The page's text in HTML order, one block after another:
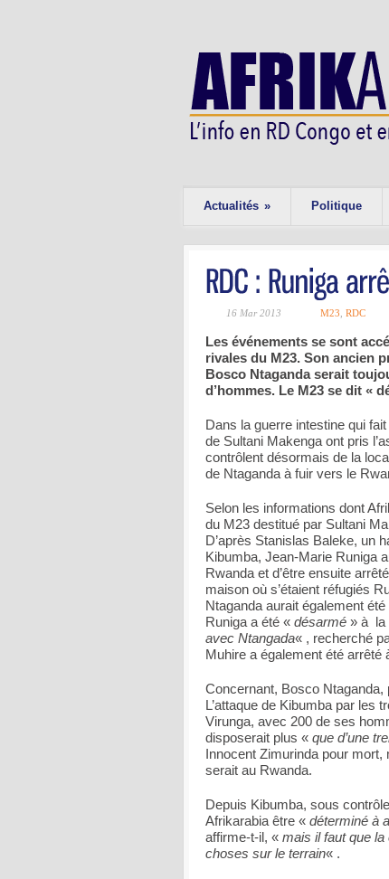
Actualités » Politique
16 Mar 2013 M23 RDC
Les événements se sont
rivales du M23. Son ancien
Bosco Ntaganda serait
d’hommes. Le M23 se dit «
Dans la guerre intestine qui
de Sultani Makenga ont pris
contrôlent désormais de la
de Ntaganda à fuir vers le
Selon les informations dont
du M23 destitué par Sultani
D’après Stanislas Baleke, un
Kibumba, Jean-Marie Runiga
Rwanda et d’être ensuite
maison où s’étaient réfugiés
Ntaganda aurait également
Runiga a été « désarmé » à la
avec Ntangada« , recherché
Muhire a également été arrêté
Concernant, Bosco Ntaganda,
L’attaque de Kibumba par les
Virunga, avec 200 de ses
disposerait plus « que d’une
Innocent Zimurinda pour
serait au Rwanda.
Depuis Kibumba, sous
Afrikarabia être « déterminé à
affirme-t-il, « mais il faut que
choses sur le terrain« .